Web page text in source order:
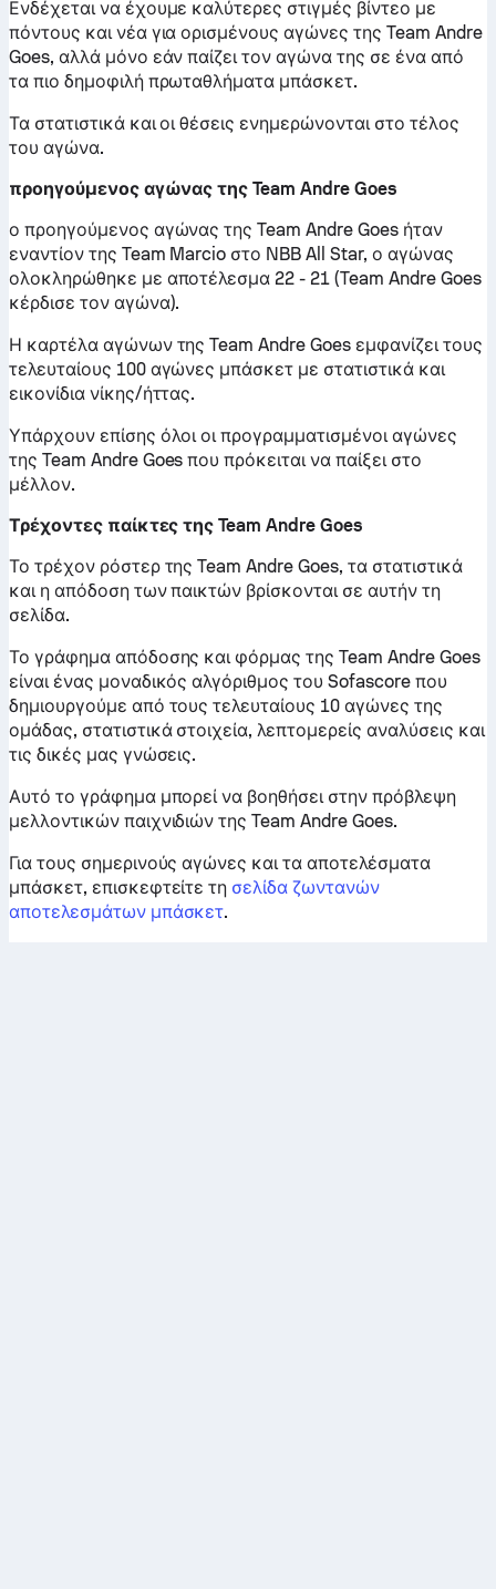
Ενδέχεται να έχουμε καλύτερες στιγμές βίντεο με
πόντους και νέα για ορισμένους αγώνες της Team Andre
Goes, αλλά μόνο εάν παίζει τον αγώνα της σε ένα από
τα πιο δημοφιλή πρωταθλήματα μπάσκετ.
Τα στατιστικά και οι θέσεις ενημερώνονται στο τέλος
του αγώνα.
προηγούμενος αγώνας της Team Andre Goes
ο προηγούμενος αγώνας της Team Andre Goes ήταν
εναντίον της Team Marcio στο NBB All Star, ο αγώνας
ολοκληρώθηκε με αποτέλεσμα 22 - 21 (Team Andre Goes
κέρδισε τον αγώνα).
Η καρτέλα αγώνων της Team Andre Goes εμφανίζει τους
τελευταίους 100 αγώνες μπάσκετ με στατιστικά και
εικονίδια νίκης/ήττας.
Υπάρχουν επίσης όλοι οι προγραμματισμένοι αγώνες
της Team Andre Goes που πρόκειται να παίξει στο
μέλλον.
Τρέχοντες παίκτες της Team Andre Goes
Το τρέχον ρόστερ της Team Andre Goes, τα στατιστικά
και η απόδοση των παικτών βρίσκονται σε αυτήν τη
σελίδα.
Το γράφημα απόδοσης και φόρμας της Team Andre Goes
είναι ένας μοναδικός αλγόριθμος του Sofascore που
δημιουργούμε από τους τελευταίους 10 αγώνες της
ομάδας, στατιστικά στοιχεία, λεπτομερείς αναλύσεις και
τις δικές μας γνώσεις.
Αυτό το γράφημα μπορεί να βοηθήσει στην πρόβλεψη
μελλοντικών παιχνιδιών της Team Andre Goes.
Για τους σημερινούς αγώνες και τα αποτελέσματα
μπάσκετ, επισκεφτείτε τη σελίδα ζωντανών
αποτελεσμάτων μπάσκετ.